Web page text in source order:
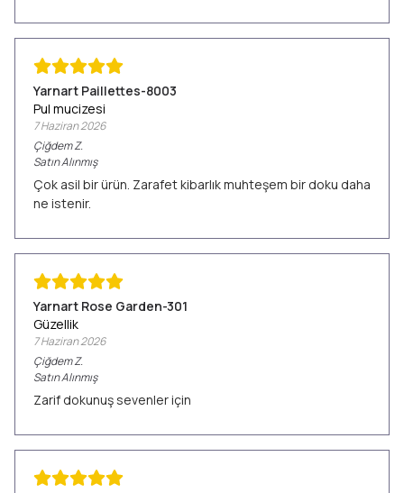
Yarnart Paillettes-8003
Pul mucizesi
7 Haziran 2026
ÇiğdemZ.
Satın Alınmış
Çok asil bir ürün. Zarafet kibarlık muhteşem bir doku daha
ne istenir.
Yarnart Rose Garden-301
Güzellik
7 Haziran 2026
ÇiğdemZ.
Satın Alınmış
Zarif dokunuş sevenler için